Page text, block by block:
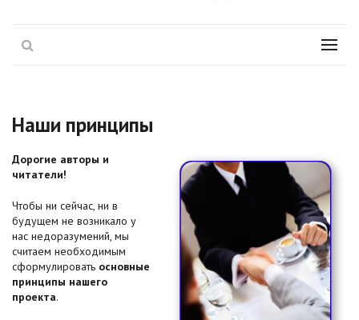
Menu
Наши принципы
Дорогие авторы и
читатели!
Чтобы ни сейчас, ни в
будущем не возникало у
нас недоразумений, мы
считаем необходимым
сформулировать основные
принципы нашего
проекта.